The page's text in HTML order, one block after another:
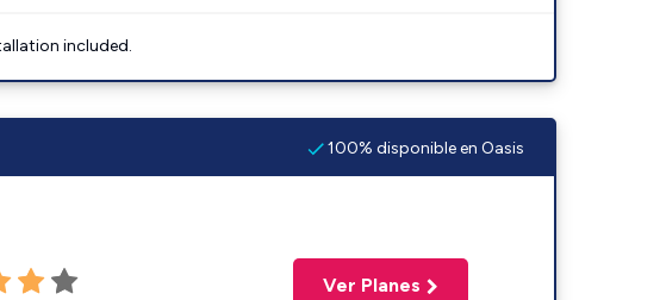
included.
100% disponible en Oasis
Ver Planes